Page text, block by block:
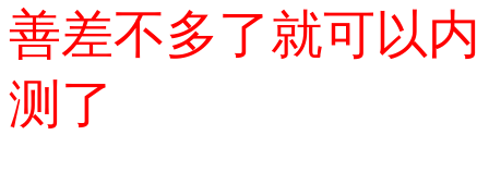
善差不多了就可以内
测了